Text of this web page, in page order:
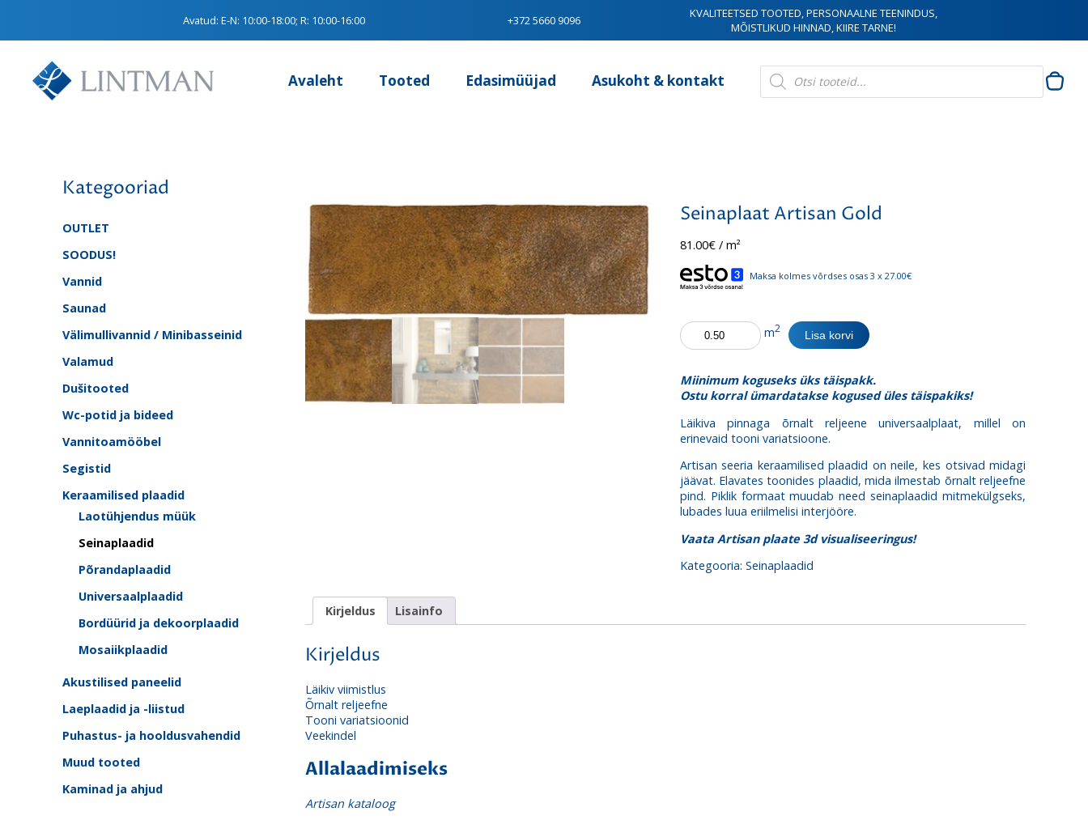
Avatud:E-N: 10:00-18:00; R: 10:00-16:00 +372 5660 9096
KVALITEETSED TOOTED, PERSONAALNE TEENINDUS,
MÕISTLIKUD HINNAD, KIIRE TARNE!
Avaleht Tooted Edasimüüjad Asukoht & kontakt
Products
search
Kategooriad
OUTLET
SOODUS!
Vannid
Saunad
Välimullivannid / Minibasseinid
Valamud
Dušitooted
Wc-potid ja bideed
Vannitoamööbel
Segistid
Keraamilised plaadid
Laotühjendus müük
Seinaplaadid
Põrandaplaadid
Universaalplaadid
Bordüürid ja dekoorplaadid
Mosaiikplaadid
Akustilised paneelid
Laeplaadid ja -liistud
Puhastus- ja hooldusvahendid
Muud tooted
Kaminad ja ahjud
Seinaplaat Artisan Gold
81.00€/ m²
Maksa kolmes võrdses osas 3 x 27.00€
Seinaplaat
Artisan
kogus
m2 Lisa korvi
Miinimum koguseks üks täispakk.
Ostu korral ümardatakse kogused üles täispakiks!
Läikiva pinnaga õrnalt reljeene universaalplaat, millel on
erinevaid tooni variatsioone.
Artisan seeria keraamilised plaadid on neile, kes otsivad midagi
jäävat. Elavates toonides plaadid, mida ilmestab õrnalt reljeefne
pind. Piklik formaat muudab need seinaplaadid mitmekülgseks,
lubades luua eriilmelisi interjööre.
Vaata Artisan plaate 3d visualiseeringus!
Kategooria: Seinaplaadid
Kirjeldus Lisainfo
Kirjeldus
Läikiv viimistlus
Õrnalt reljeefne
Tooni variatsioonid
Veekindel
Allalaadimiseks
Artisan kataloog